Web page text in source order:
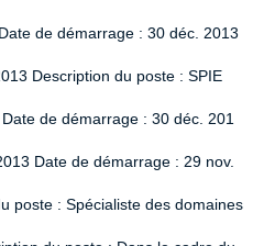
de démarrage : 30 déc. 2013
Description du poste : SPIE
de démarrage : 30 déc. 201
Date de démarrage : 29 nov.
poste : Spécialiste des domaines